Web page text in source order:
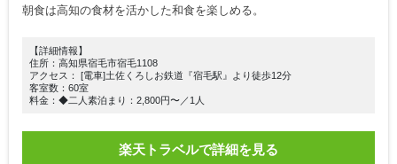
朝食は高知の食材を活かした和食を楽しめる。
【詳細情報】
住所：高知県宿毛市宿毛1108
アクセス： [電車]土佐くろしお鉄道『宿毛駅』より徒歩12分
客室数：60室
料金：◆二人素泊まり：2,800円〜／1人
楽天トラベルで詳細を見る